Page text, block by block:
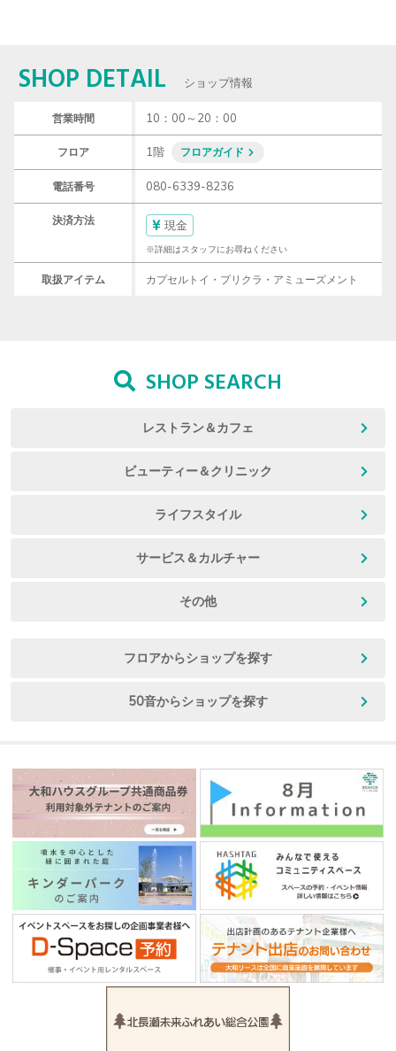
SHOP DETAIL ショップ情報
営業時間 10：00～20：00
フロア 1階 フロアガイド
電話番号 080-6339-8236
決済方法 現金
※詳細はスタッフにお尋ねください
取扱アイテム カプセルトイ・プリクラ・アミューズメント
SHOP SEARCH
レストラン＆カフェ
ビューティー＆クリニック
ライフスタイル
サービス＆カルチャー
その他
フロアからショップを探す
50音からショップを探す